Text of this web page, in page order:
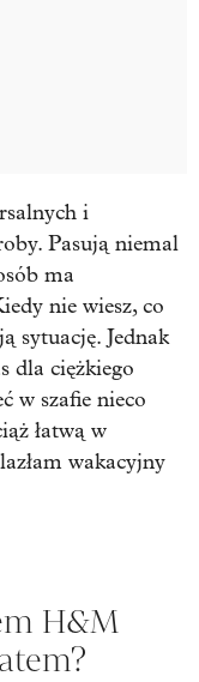
i
Pasują niemal
ma
nie wiesz, co
sytuację. Jednak
dla ciężkiego
w szafie nieco
łatwą w
wakacyjny
H&M